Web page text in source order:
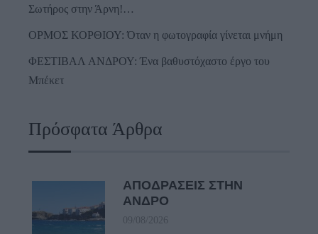
Σωτήρος στην Άρνη!…
ΟΡΜΟΣ ΚΟΡΘΙΟΥ: Όταν η φωτογραφία γίνεται μνήμη
ΦΕΣΤΙΒΑΛ ΑΝΔΡΟΥ: Ένα βαθυστόχαστο έργο του
Μπέκετ
Πρόσφατα Άρθρα
ΑΠΟΔΡΑΣΕΙΣ ΣΤΗΝ
ΑΝΔΡΟ
09/08/2026